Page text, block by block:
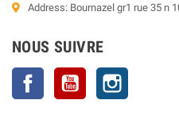
Address: Bournazel gr1 rue 35 n
NOUS SUIVRE
Facebook YouTube